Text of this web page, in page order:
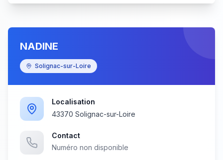
NADINE
Solignac-sur-Loire
Localisation
43370 Solignac-sur-Loire
Contact
Numéro non disponible